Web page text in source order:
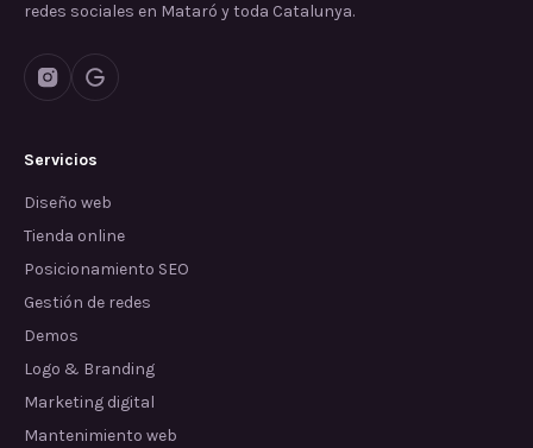
redes sociales en Mataró y toda Catalunya.
Servicios
Diseño web
Tienda online
Posicionamiento SEO
Gestión de redes
Demos
Logo & Branding
Marketing digital
Mantenimiento web